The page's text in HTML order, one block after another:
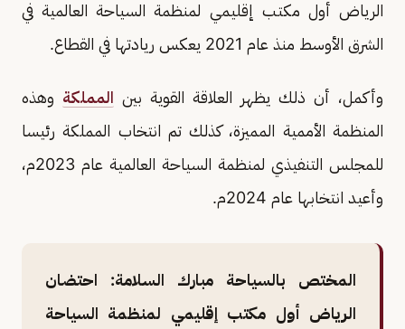
الرياض أول مكتب إقليمي لمنظمة السياحة العالمية في
الشرق الأوسط منذ عام 2021 يعكس ريادتها في القطاع.
وأكمل، أن ذلك يظهر العلاقة القوية بين المملكة وهذه
المنظمة الأممية المميزة، كذلك تم انتخاب المملكة رئيسا
للمجلس التنفيذي لمنظمة السياحة العالمية عام 2023م،
وأعيد انتخابها عام 2024م.
المختص بالسياحة مبارك السلامة: احتضان
الرياض أول مكتب إقليمي لمنظمة السياحة